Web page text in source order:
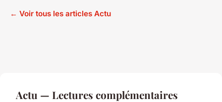
← Voir tous les articles Actu
Actu — Lectures complémentaires